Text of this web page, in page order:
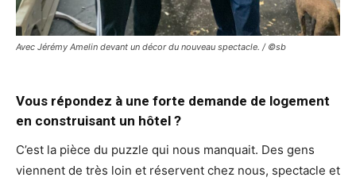
Avec Jérémy Amelin devant un décor du nouveau spectacle. / ©sb
Vous répondez à une forte demande de logement
en construisant un hôtel ?
C’est la pièce du puzzle qui nous manquait. Des gens
viennent de très loin et réservent chez nous, spectacle et